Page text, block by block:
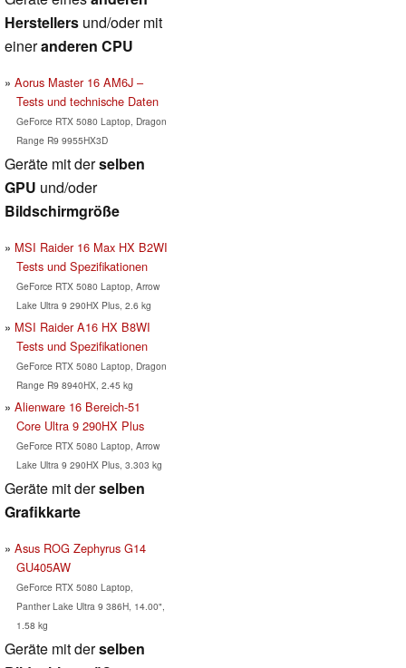
Herstellers und/oder mit
eineranderen CPU
Aorus Master 16 AM6J –
Tests und technische Daten
GeForce RTX 5080 Laptop, Dragon
Range R9 9955HX3D
Geräte mit derselben
GPU und/oder
Bildschirmgröße
MSI Raider 16 Max HX B2WI
Tests und Spezifikationen
GeForce RTX 5080 Laptop, Arrow
Lake Ultra 9 290HX Plus, 2.6 kg
MSI Raider A16 HX B8WI
Tests und Spezifikationen
GeForce RTX 5080 Laptop, Dragon
Range R9 8940HX, 2.45 kg
Alienware 16 Bereich-51
Core Ultra 9 290HX Plus
GeForce RTX 5080 Laptop, Arrow
Lake Ultra 9 290HX Plus, 3.303 kg
Geräte mit derselben
Grafikkarte
Asus ROG Zephyrus G14
GU405AW
GeForce RTX 5080 Laptop,
Panther Lake Ultra 9 386H, 14.00",
1.58 kg
Geräte mit derselben